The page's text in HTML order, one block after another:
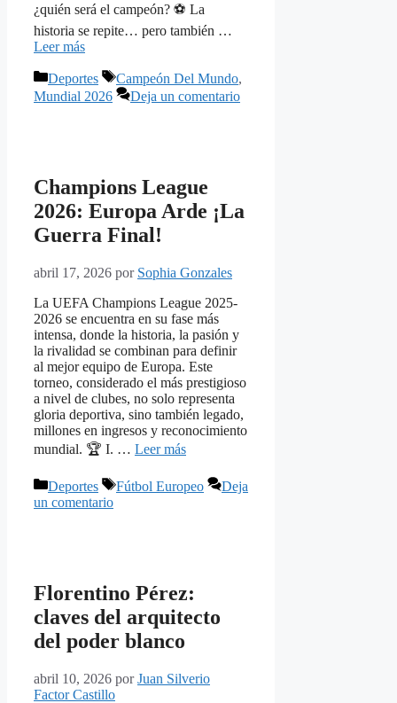
¿quién será el campeón? ⚽ La
historia se repite… pero también …
Leer más
Categorías
Deportes Etiquetas
Campeón Del Mundo,
Mundial 2026
Deja un comentario
Champions League
2026: Europa Arde ¡La
Guerra Final!
abril 17, 2026 por Sophia Gonzales
La UEFA Champions League 2025-
2026 se encuentra en su fase más
intensa, donde la historia, la pasión y
la rivalidad se combinan para definir
al mejor equipo de Europa. Este
torneo, considerado el más prestigioso
a nivel de clubes, no solo representa
gloria deportiva, sino también legado,
millones en ingresos y reconocimiento
mundial. 🏆 I. … Leer más
Categorías
Deportes Etiquetas
Fútbol Europeo
Deja
un comentario
Florentino Pérez:
claves del arquitecto
del poder blanco
abril 10, 2026 porJuan Silverio
Factor Castillo